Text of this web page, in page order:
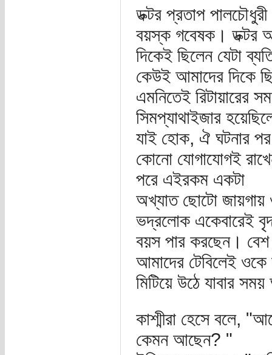
ডক্টর প্রতাপ
বয়স্ক গবেষক। ডক্টর
দিকেই ছিলেন যেটা
কেউই আমাদের দিকে
এমনিতেই রিটায়ারের
সিমপ্যাথাইজার
যাই হোক, ঐ ঘটনার পর
কোনো যোগাযোগই
পরে এইরকম একটা
অখ্যাত ছোটো জায়গায়
ভদ্রলোক একেবারেই
বয়স পার করছেন।
আমাদের টেবিলেই
মিটিয়ে উঠে যাবার
কাশ্মীরা হেসে বলে,
কেমন আছেন? "